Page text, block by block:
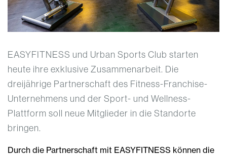
EASYFITNESS und Urban Sports Club starten
heute ihre exklusive Zusammenarbeit. Die
dreijährige Partnerschaft des Fitness-Franchise-
Unternehmens und der Sport- und Wellness-
Plattform soll neue Mitglieder in die Standorte
bringen.
Durch die Partnerschaft mit EASYFITNESS können die